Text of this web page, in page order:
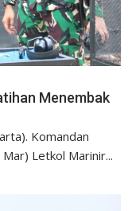
Menembak
Komandan
Letkol Marinir...